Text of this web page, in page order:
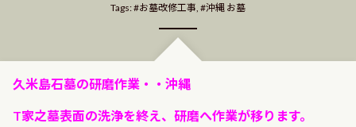
Tags:
お墓改修工事, 沖縄 お墓
久米島石墓の研磨作業・・沖縄
T家之墓表面の洗浄を終え、研磨へ作業が移ります。